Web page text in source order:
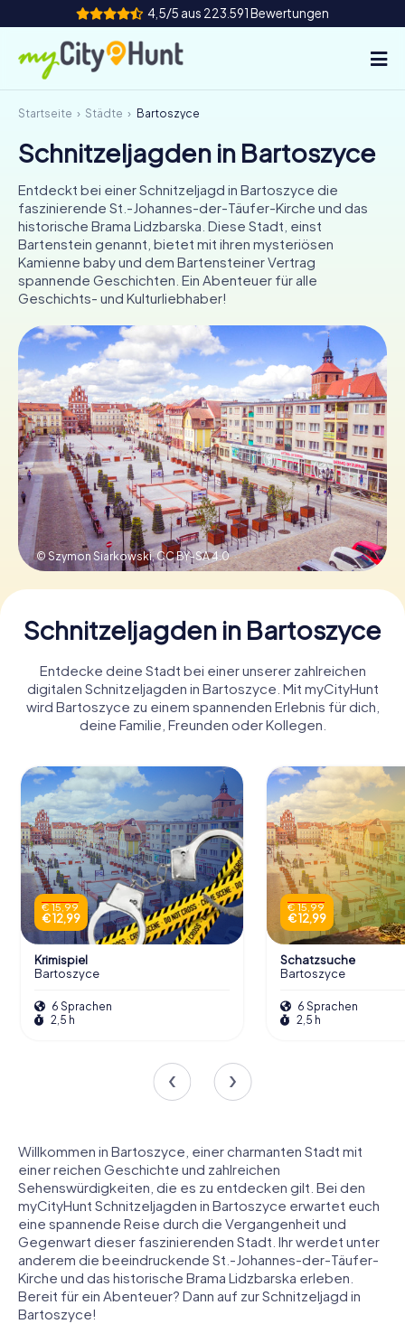
4,5/5 aus 223.591 Bewertungen
So funktioniert's
Städte
Touren
Teamevent
Tickets
INT AT CH
DE
FR UK
IE
IT
NL
Tickets buchen
Gutscheine bestellen
Startseite Städte Bartoszyce
Schnitzeljagden in Bartoszyce
Entdeckt bei einer Schnitzeljagd in Bartoszyce die
faszinierende St.-Johannes-der-Täufer-Kirche und das
historische Brama Lidzbarska. Diese Stadt, einst
Bartenstein genannt, bietet mit ihren mysteriösen
Kamienne baby und dem Bartensteiner Vertrag
spannende Geschichten. Ein Abenteuer für alle
Geschichts- und Kulturliebhaber!
© Szymon Siarkowski,CC BY-SA 4.0
Schnitzeljagden in Bartoszyce
Entdecke deine Stadt bei einer unserer zahlreichen
digitalen Schnitzeljagden in Bartoszyce. Mit myCityHunt
wird Bartoszyce zu einem spannenden Erlebnis für dich,
deine Familie, Freunden oder Kollegen.
€ 15,99
€ 12,99
Krimispiel
Bartoszyce
6 Sprachen
2,5 h
€ 15,99
€ 12,99
Schatzsuche
Bartoszyce
6 Sprachen
2,5 h
Willkommen in Bartoszyce, einer charmanten Stadt mit
einer reichen Geschichte und zahlreichen
Sehenswürdigkeiten, die es zu entdecken gilt. Bei den
myCityHunt Schnitzeljagden in Bartoszyce erwartet euch
eine spannende Reise durch die Vergangenheit und
Gegenwart dieser faszinierenden Stadt. Ihr werdet unter
anderem die beeindruckende St.-Johannes-der-Täufer-
Kirche und das historische Brama Lidzbarska erleben.
Bereit für ein Abenteuer? Dann auf zur Schnitzeljagd in
Bartoszyce!